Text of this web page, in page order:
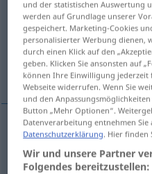
Übersicht aller
(Für mehr Details die
générosité
générositéf Generosität
und der statistischen Auswertung
werden auf Grundlage unserer
gespeichert. Marketing-Cookies
personalisierter Werbung dienen,
durch einen Klick auf den
geben. Klicken Sie ansonsten auf
können Ihre Einwilligung jederzeit
Webseite widerrufen. Wenn Sie
und den
Button „Mehr Optionen“.
Datenverarbeitung entnehmen Sie
Datenschutzerklärung. Hier finden
Wir und unsere Partner
Folgendes bereitzustellen: